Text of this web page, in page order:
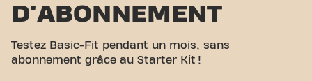
D'ABONNEMENT
Testez Basic-Fit pendant un mois, sans
abonnement grâce au Starter Kit !